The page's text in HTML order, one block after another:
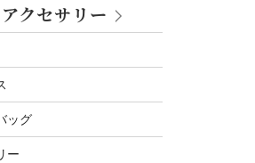
クセサリー
ッグ
ー